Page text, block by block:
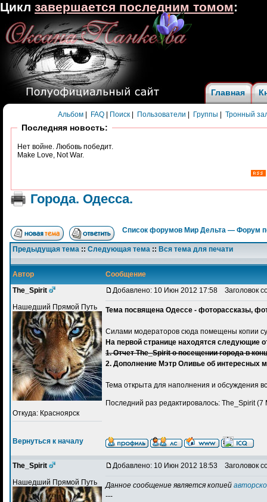
Главная
Альбом FAQ Поиск Пользователи Группы Тронный
Последняя новость:
Нет войне. Любовь победит.
Make Love, Not War.
Города. Одесса.
Список форумов Мир Дельта — Форум
Предыдущая тема :: Следующая тема :: Вся тема для печати
Автор
Сообщение
The_Spirit
Нашедший Прямой Путь
Откуда: Красноярск
Добавлено: 10 Июн 2012 17:58 Заголовок
Тема посвящена Одессе - фоторассказы,
Силами модераторов сюда помещены копии
На первой странице находятся следующие
1. Отчет The_Spirit о посещении города в
2. Дополнение Мэтр Оливье об интересных
Тема открыта для наполнения и обсуждения
Последний раз редактировалось: The_Spirit
Вернуться к началу
The_Spirit
Нашедший Прямой Путь
Добавлено: 10 Июн 2012 18:53 Заголовок
Данное сообщение является копией
---
Цикл завершается последним томом: